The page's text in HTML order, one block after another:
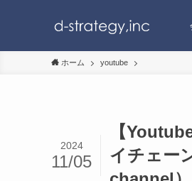
ホーム youtube
【
イチェー
2024
11/05